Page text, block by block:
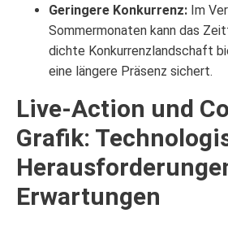
Geringere Konkurrenz: Im
Sommermonaten kann das
dichte Konkurrenzlandschaft
eine längere Präsenz sichert.
Live-Action und
Grafik:
Erwartungen